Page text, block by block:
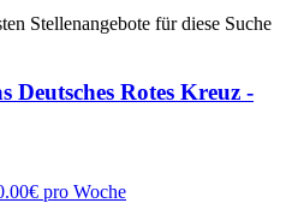
Stellenangebote für diese Suche
Rotes Kreuz -
pro Woche